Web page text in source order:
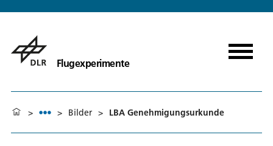
Flugexperimente
> > Bilder > LBA Genehmigungsurkunde